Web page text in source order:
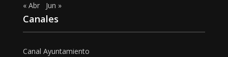
« Abr
Jun »
Canales
Canal Ayuntamiento